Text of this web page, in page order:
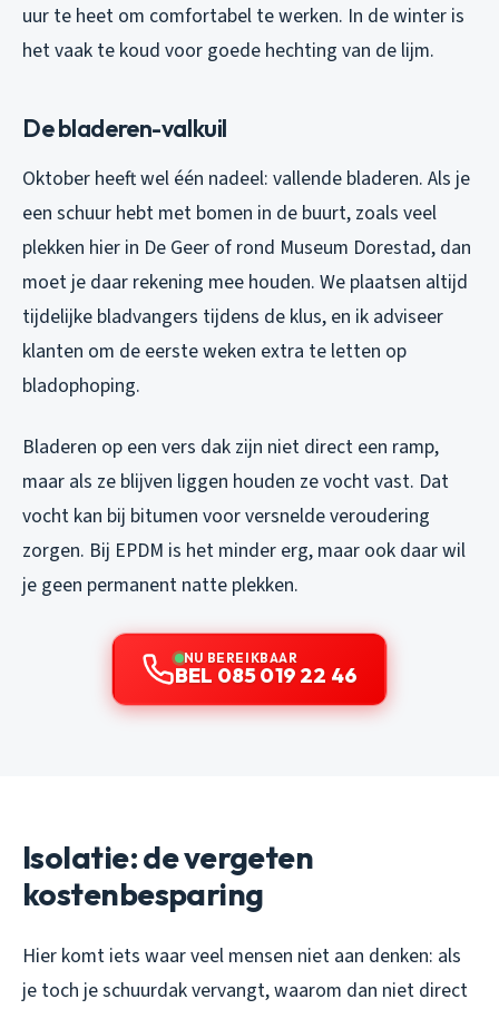
uur te heet om comfortabel te werken. In de winter is
het vaak te koud voor goede hechting van de lijm.
De bladeren-valkuil
Oktober heeft wel één nadeel: vallende bladeren. Als je
een schuur hebt met bomen in de buurt, zoals veel
plekken hier in De Geer of rond Museum Dorestad, dan
moet je daar rekening mee houden. We plaatsen altijd
tijdelijke bladvangers tijdens de klus, en ik adviseer
klanten om de eerste weken extra te letten op
bladophoping.
Bladeren op een vers dak zijn niet direct een ramp,
maar als ze blijven liggen houden ze vocht vast. Dat
vocht kan bij bitumen voor versnelde veroudering
zorgen. Bij EPDM is het minder erg, maar ook daar wil
je geen permanent natte plekken.
NU BEREIKBAAR
BEL 085 019 22 46
Isolatie: de vergeten
kostenbesparing
Hier komt iets waar veel mensen niet aan denken: als
je toch je schuurdak vervangt, waarom dan niet direct